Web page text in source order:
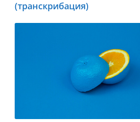
(транскрибация)